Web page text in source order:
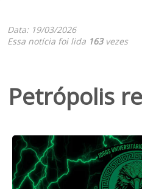
Data: 19/03/2026
Essa notícia foi lida 163vezes
Petrópolis